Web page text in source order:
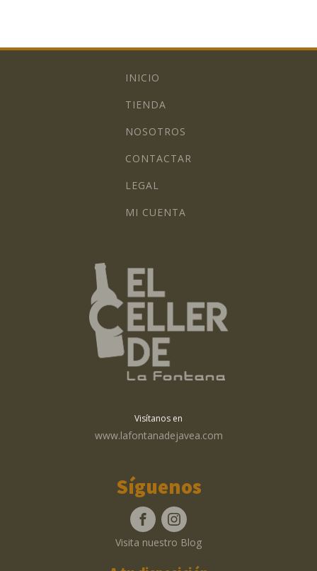
INICIO
TIENDA
NOSOTROS
CONTACTAR
LEGAL
MI CUENTA
Visítanos en
www.lafontanadejavea.com
Síguenos
Visita nuestro Blog